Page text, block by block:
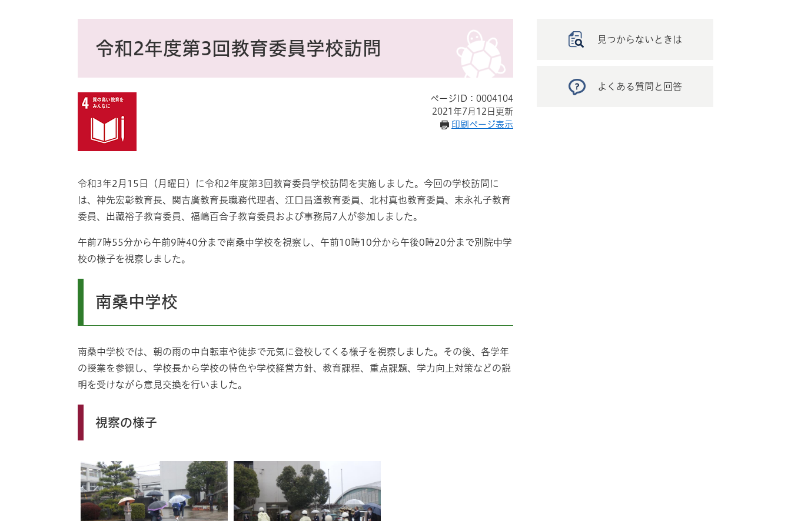
タ
令和2年度第3回教育委員学校訪問
ページID：0004104
2021年7月12日更新
印刷ページ表示
令和3年2月15日（月曜日）に令和2年度第3回教育委員学校訪問を実施しました。今回の学校訪問に
は、神先宏彰教育長、関吉廣教育長職務代理者、江口昌道教育委員、北村真也教育委員、末永礼子教育
委員、出藏裕子教育委員、福嶋百合子教育委員および事務局7人が参加しました。
午前7時55分から午前9時40分まで南桑中学校を視察し、午前10時10分から午後0時20分まで別院中学
校の様子を視察しました。
南桑中学校
南桑中学校では、朝の雨の中自転車や徒歩で元気に登校してくる様子を視察しました。その後、各学年
の授業を参観し、学校長から学校の特色や学校経営方針、教育課程、重点課題、学力向上対策などの説
明を受けながら意見交換を行いました。
視察の様子
見つからないときは
よくある質問と回答